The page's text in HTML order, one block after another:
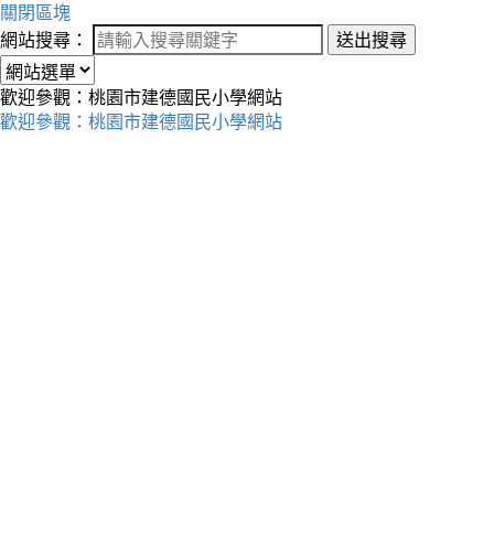
關閉區塊
網站搜尋：
送出搜尋
歡迎參觀：桃園市建德國民小學網站
歡迎參觀：桃園市建德國民小學網站